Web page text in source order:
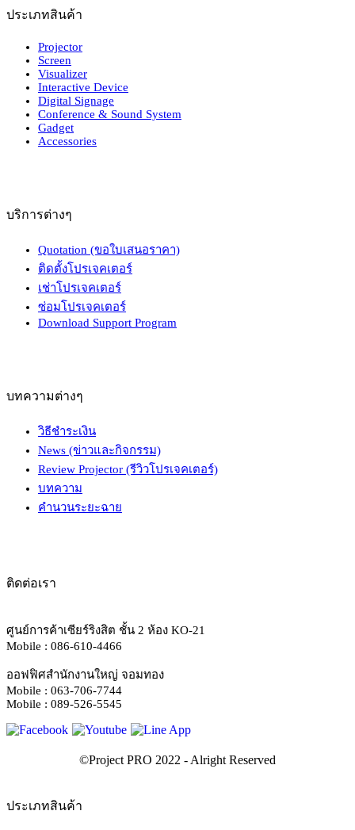
ประเภทสินค้า
Projector
Screen
Visualizer
Interactive Device
Digital Signage
Conference & Sound System
Gadget
Accessories
บริการต่างๆ
Quotation (ขอใบเสนอราคา)
ติดตั้งโปรเจคเตอร์
เช่าโปรเจคเตอร์
ซ่อมโปรเจคเตอร์
Download Support Program
บทความต่างๆ
วิธีชำระเงิน
News (ข่าวและกิจกรรม)
Review Projector (รีวิวโปรเจคเตอร์)
บทความ
คำนวนระยะฉาย
ติดต่อเรา
ศูนย์การค้าเซียร์ริงสิต ชั้น 2 ห้อง KO-21
Mobile : 086-610-4466
ออฟฟิศสำนักงานใหญ่ จอมทอง
Mobile : 063-706-7744
Mobile : 089-526-5545
ประเภทสินค้า